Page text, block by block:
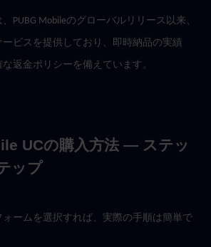
PUBG Mobileのグローバルリリース以来、
ビスを提供しており、即時納品の実績
返金ポリシーを備えています。
UCの購入方法 — ステッ
ップ
ームを選択すれば、実際の手順は簡単で